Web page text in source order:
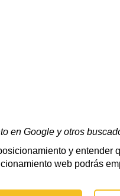
en Google y otros
y
web podrás